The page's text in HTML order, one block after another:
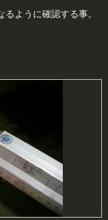
ように確認する事。